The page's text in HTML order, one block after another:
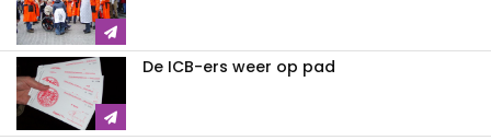
De ICB-ers weer op pad